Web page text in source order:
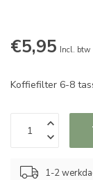
€5,95 Incl. btw
Koffiefilter 6-8
1-2